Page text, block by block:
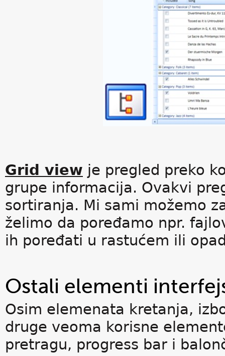
Grid view je pregled preko
grupe informacija. Ovakvi
sortiranja. Mi sami možemo
želimo da poređamo npr.
ih poređati u rastućem ili
Ostali elementi
Osim elemenata kretanja,
druge veoma korisne
pretragu, progress bar i